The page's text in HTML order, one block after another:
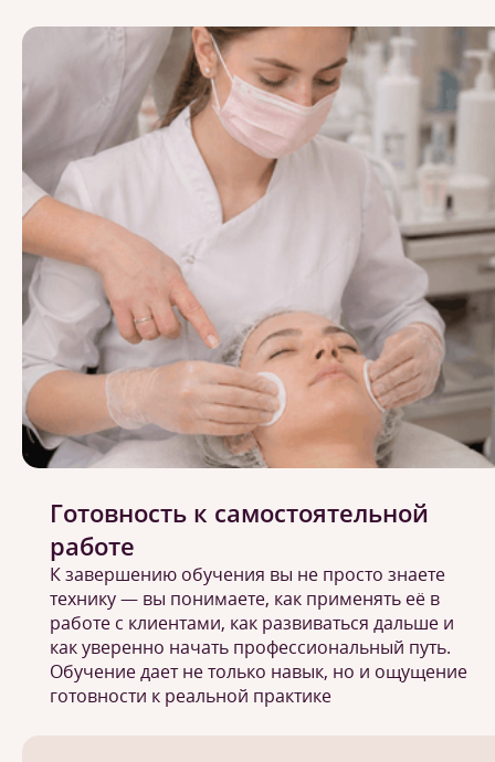
Готовность к самостоятельной
работе
К завершению обучения вы не просто знаете
технику — вы понимаете, как применять её в
работе с клиентами, как развиваться дальше и
как уверенно начать профессиональный путь.
Обучение дает не только навык, но и ощущение
готовности к реальной практике